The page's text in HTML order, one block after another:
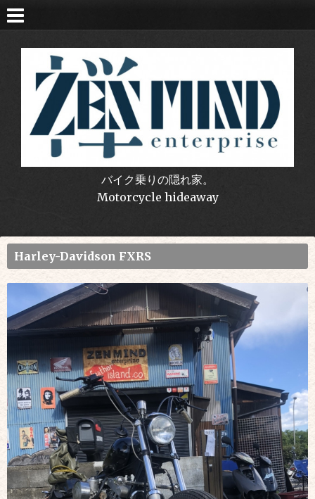
バイク乗りの隠れ家。
Motorcycle hideaway
Harley-Davidson FXRS